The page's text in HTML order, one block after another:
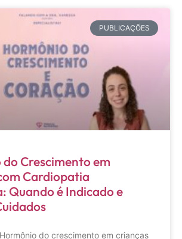
PUBLICAÇÕES
Crescimento em
Cardiopatia
Quando é Indicado e
do crescimento em crianças